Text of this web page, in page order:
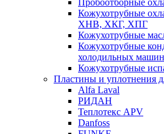
Пробоотборные
Кожухотрубные
ХНВ, ХКГ, ХПГ
Кожухотрубные
Кожухотрубные
холодильных машин
Кожухотрубные
Пластины и уплотнения
Alfa Laval
РИДАН
Теплотекс APV
Danfoss